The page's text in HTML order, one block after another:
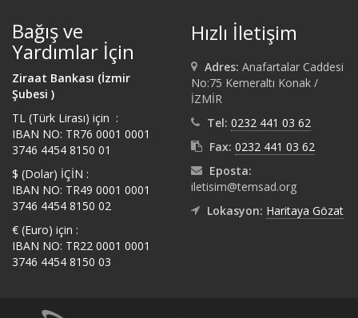
Bağış ve
Yardımlar İçin
Ziraat Bankası (İzmir
Şubesi )
TL (Türk Lirası) için :
IBAN NO: TR76 0001 0001
3746 4454 8150 01
$ (Dolar) İÇİN :
IBAN NO: TR49 0001 0001
3746 4454 8150 02
€ (Euro) için :
IBAN NO: TR22 0001 0001
3746 4454 8150 03
Hızlı İletişim
Adres: Anafartalar Caddesi
No:75 Kemeraltı Konak /
İZMİR
Tel: 0232 441 03 62
Fax: 0232 441 03 62
Eposta:
iletisim@temsad.org
Lokasyon: Haritaya Gözat